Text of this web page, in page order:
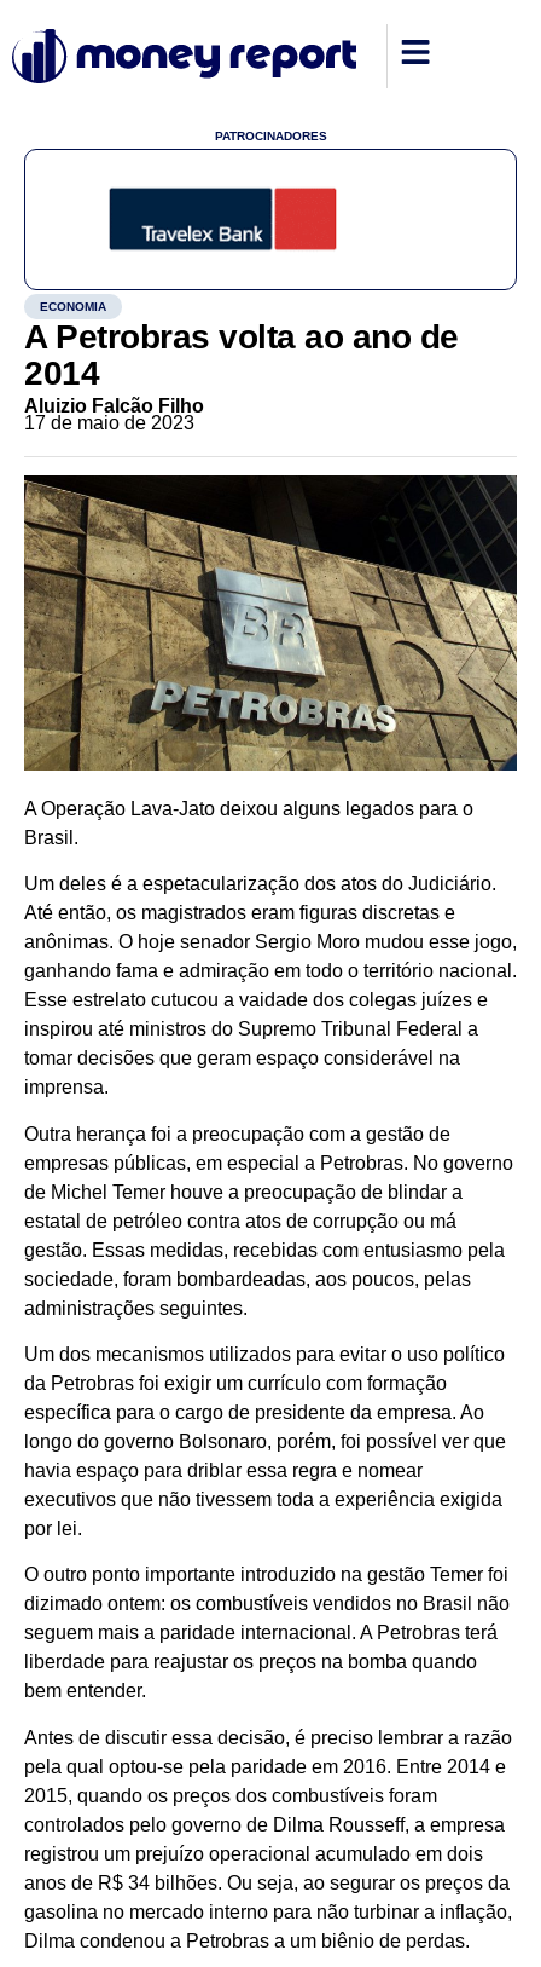
PATROCINADORES
ECONOMIA
A Petrobras volta ao ano de
2014
Aluizio Falcão Filho
17 de maio de 2023
A Operação Lava-Jato deixou alguns legados para o
Brasil.
Um deles é a espetacularização dos atos do Judiciário.
Até então, os magistrados eram figuras discretas e
anônimas. O hoje senador Sergio Moro mudou esse jogo,
ganhando fama e admiração em todo o território nacional.
Esse estrelato cutucou a vaidade dos colegas juízes e
inspirou até ministros do Supremo Tribunal Federal a
tomar decisões que geram espaço considerável na
imprensa.
Outra herança foi a preocupação com a gestão de
empresas públicas, em especial a Petrobras. No governo
de Michel Temer houve a preocupação de blindar a
estatal de petróleo contra atos de corrupção ou má
gestão. Essas medidas, recebidas com entusiasmo pela
sociedade, foram bombardeadas, aos poucos, pelas
administrações seguintes.
Um dos mecanismos utilizados para evitar o uso político
da Petrobras foi exigir um currículo com formação
específica para o cargo de presidente da empresa. Ao
longo do governo Bolsonaro, porém, foi possível ver que
havia espaço para driblar essa regra e nomear
executivos que não tivessem toda a experiência exigida
por lei.
O outro ponto importante introduzido na gestão Temer foi
dizimado ontem: os combustíveis vendidos no Brasil não
seguem mais a paridade internacional. A Petrobras terá
liberdade para reajustar os preços na bomba quando
bem entender.
Antes de discutir essa decisão, é preciso lembrar a razão
pela qual optou-se pela paridade em 2016. Entre 2014 e
2015, quando os preços dos combustíveis foram
controlados pelo governo de Dilma Rousseff, a empresa
registrou um prejuízo operacional acumulado em dois
anos de R$ 34 bilhões. Ou seja, ao segurar os preços da
gasolina no mercado interno para não turbinar a inflação,
Dilma condenou a Petrobras a um biênio de perdas.